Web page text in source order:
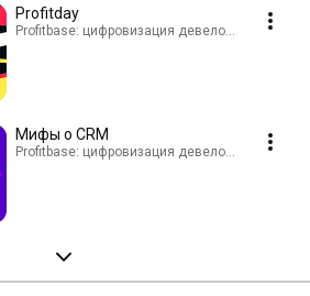
Profitday
Profitbase: цифровизация девелопмента ·
Мифы о CRM
Profitbase: цифровизация девелопмента ·